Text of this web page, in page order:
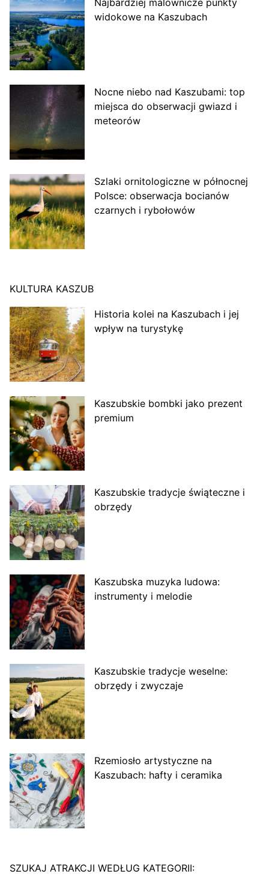
Najbardziej malownicze punkty
widokowe na Kaszubach
Nocne niebo nad Kaszubami: top
miejsca do obserwacji gwiazd i
meteorów
Szlaki ornitologiczne w północnej
Polsce: obserwacja bocianów
czarnych i rybołowów
KULTURA KASZUB
Historia kolei na Kaszubach i jej
wpływ na turystykę
Kaszubskie bombki jako prezent
premium
Kaszubskie tradycje świąteczne i
obrzędy
Kaszubska muzyka ludowa:
instrumenty i melodie
Kaszubskie tradycje weselne:
obrzędy i zwyczaje
Rzemiosło artystyczne na
Kaszubach: hafty i ceramika
SZUKAJ ATRAKCJI WEDŁUG KATEGORII: